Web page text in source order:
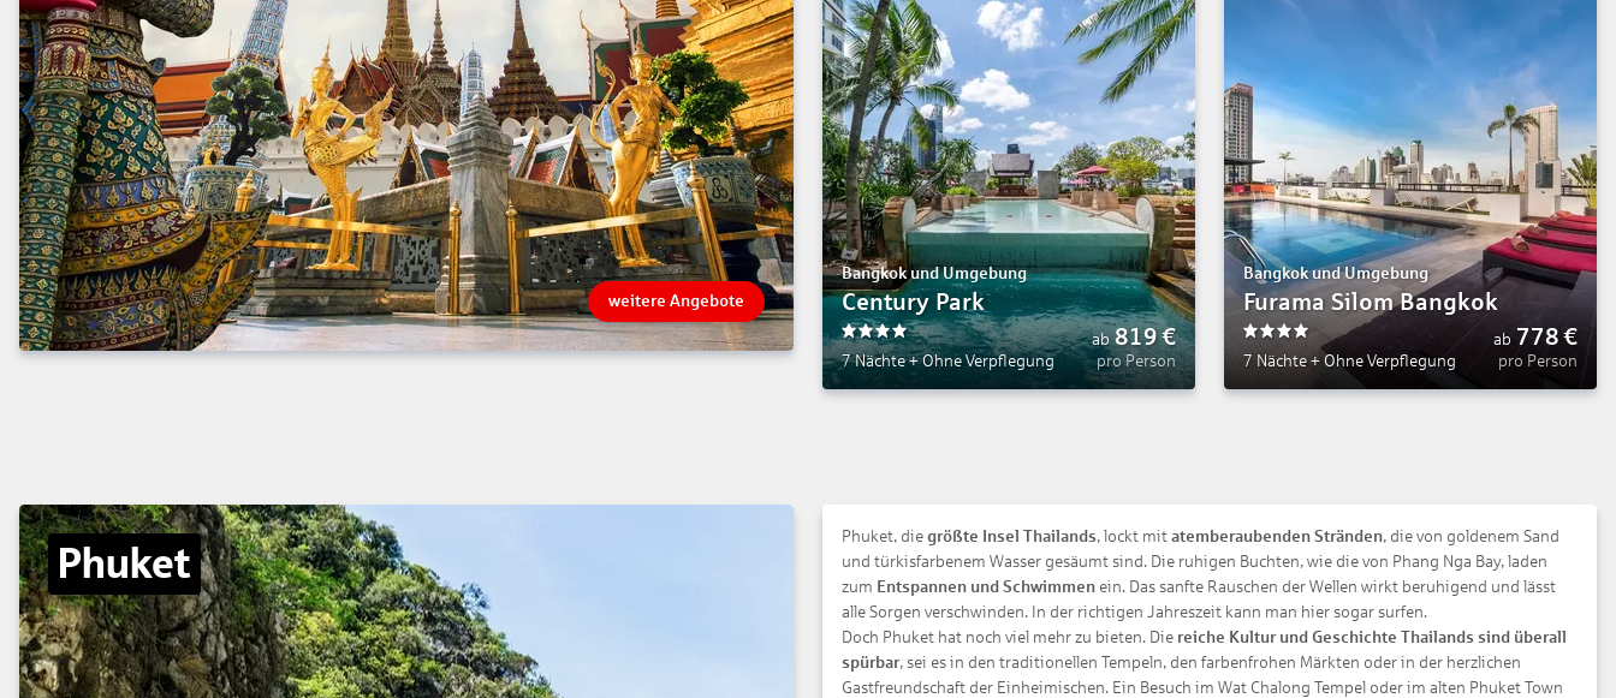
weitere Angebote
Bangkok und Umgebung
Century Park
4
7 Nächte+Ohne Verpflegung
ab 819€
pro Person
Bangkok und Umgebung
Furama Silom Bangkok
7 Nächte+ Ohne Verpflegung
ab 778€
pro Person
Phuket
Phuket, die größte Insel Thailands, lockt mit atemberaubenden Stränden, die von goldenem Sand
und türkisfarbenem Wasser gesäumt sind. Die ruhigen Buchten, wie die von Phang Nga Bay, laden
zum Entspannen und Schwimmen ein. Das sanfte Rauschen der Wellen wirkt beruhigend und lässt
alle Sorgen verschwinden. In der richtigen Jahreszeit kann man hier sogar surfen.
Doch Phuket hat noch viel mehr zu bieten. Die reiche Kultur und Geschichte Thailands sind überall
spürbar, sei es in den traditionellen Tempeln, den farbenfrohen Märkten oder in der herzlichen
Gastfreundschaft der Einheimischen. Ein Besuch im Wat Chalong Tempel oder im alten Phuket Town